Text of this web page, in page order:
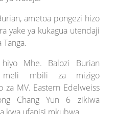
ametoa pongezi hizo
yake ya kukagua utendaji
Mhe. Balozi Burian
meli mbili za mizigo
za MV. Eastern Edelweiss
Chang Yun 6 zikiwa
kwa ufanisi mkubwa.